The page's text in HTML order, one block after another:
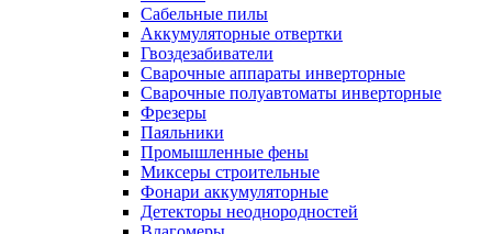
Сабельные пилы
Аккумуляторные отвертки
Гвоздезабиватели
Сварочные аппараты инверторные
Сварочные полуавтоматы инверторные
Фрезеры
Паяльники
Промышленные фены
Миксеры строительные
Фонари аккумуляторные
Детекторы неоднородностей